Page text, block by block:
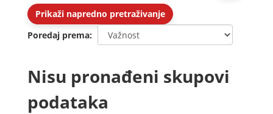
Prikaži napredno pretraživanje
Poredaj prema
Nisu pronađeni skupovi
podataka